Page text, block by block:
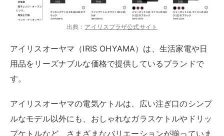
出典： アイリスプラザ公式サイト
アイリスオーヤマ（IRIS OHYAMA）は、生活家電や日
用品をリーズナブルな価格で提供しているブランドで
す。
アイリスオーヤマの電気ケトルは、広い注ぎ口のシンプ
ルなモデル以外にも、おしゃれなガラスケトルやドリッ
プケトルなど、さまざまなバリエーションが揃っていま